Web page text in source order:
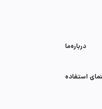
درباره‌ما
استفاده